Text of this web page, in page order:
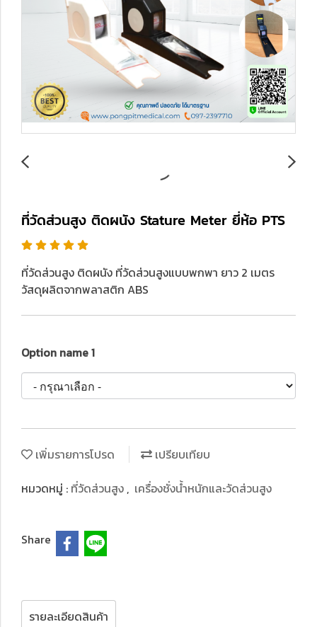
ที่วัดส่วนสูง ติดผนัง Stature Meter ยี่ห้อ PTS
ที่วัดส่วนสูง ติดผนัง ที่วัดส่วนสูงแบบพกพา ยาว 2 เมตร
วัสดุผลิตจากพลาสติก ABS
Option name 1
เพิ่มรายการโปรด
เปรียบเทียบ
หมวดหมู่ : ที่วัดส่วนสูง , เครื่องชั่งน้ำหนักและวัดส่วนสูง
Share
รายละเอียดสินค้า